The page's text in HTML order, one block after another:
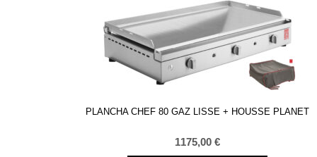
PLANCHA CHEF 80 GAZ LISSE + HOUSSE PLANET
1175,00€